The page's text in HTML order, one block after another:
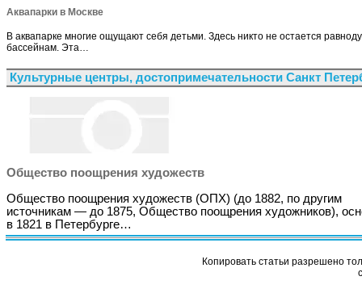
Аквапарки в Москве
В аквапарке многие ощущают себя детьми. Здесь никто не остается
бассейнам. Эта…
Культурные центры, достопримечательности Санкт
Общество поощрения художеств
Общество поощрения художеств (ОПХ) (до 1882, по другим
источникам — до 1875, Общество поощрения художников),
в 1821 в Петербурге…
Копировать статьи разрешено